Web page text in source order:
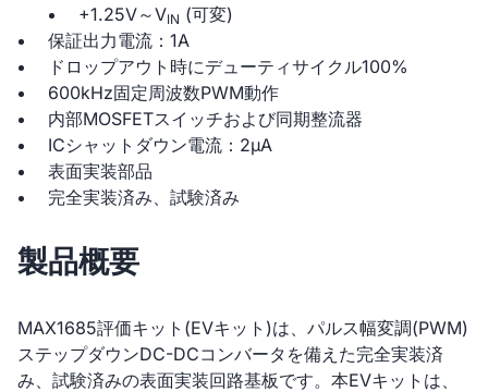
+1.25V～VIN (可変)
保証出力電流：1A
ドロップアウト時にデューティサイクル100%
600kHz固定周波数PWM動作
内部MOSFETスイッチおよび同期整流器
ICシャットダウン電流：2µA
表面実装部品
完全実装済み、試験済み
製品概要
MAX1685評価キット(EVキット)は、パルス幅変調(PWM)
ステップダウンDC-DCコンバータを備えた完全実装済
み、試験済みの表面実装回路基板です。本EVキットは、